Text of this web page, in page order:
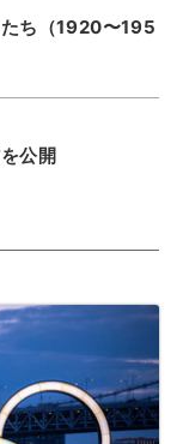
ち（1920〜195
公開